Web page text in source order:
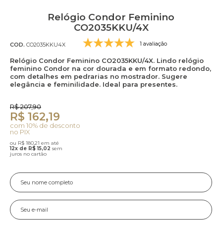
Relógio Condor Feminino
CO2035KKU/4X
COD. CO2035KKU4X 1 avaliação
Relógio Condor Feminino CO2035KKU/4X. Lindo relógio
feminino Condor na cor dourada e em formato redondo,
com detalhes em pedrarias no mostrador. Sugere
elegância e feminilidade. Ideal para presentes.
R$ 207,90
R$ 162,19
com 10% de desconto
no PIX
ou R$ 180,21 em até
12x de R$ 15,02 sem
juros no cartão